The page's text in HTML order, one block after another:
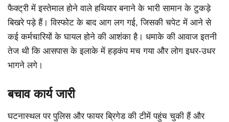
फैक्ट्री में इस्तेमाल होने वाले हथियार बनाने के भारी सामान के टुकड़े
बिखरे पड़े हैं। विस्फोट के बाद आग लग गई, जिसकी चपेट में आने से
कई कर्मचारियों के घायल होने की आशंका है। धमाके की आवाज इतनी
तेज थी कि आसपास के इलाके में हड़कंप मच गया और लोग इधर-उधर
भागने लगे।
बचाव कार्य जारी
घटनास्थल पर पुलिस और फायर ब्रिगेड की टीमें पहुंच चुकी हैं और